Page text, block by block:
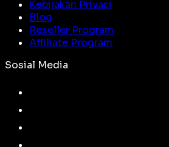
Kebijakan Privasi
Blog
Reseller Program
Affiliate Program
Sosial Media